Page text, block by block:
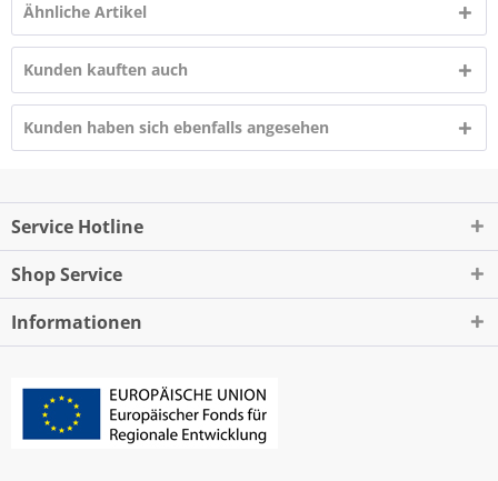
Ähnliche Artikel
Kunden kauften auch
Kunden haben sich ebenfalls angesehen
Service Hotline
Shop Service
Informationen